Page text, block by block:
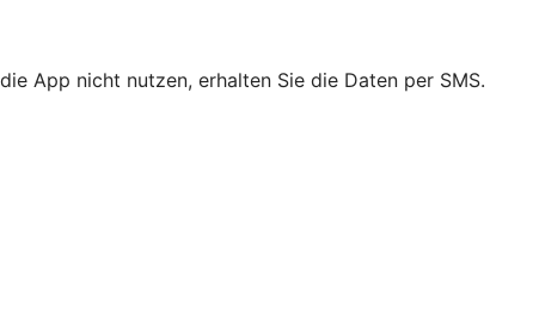
App nicht nutzen, erhalten Sie die Daten per SMS.